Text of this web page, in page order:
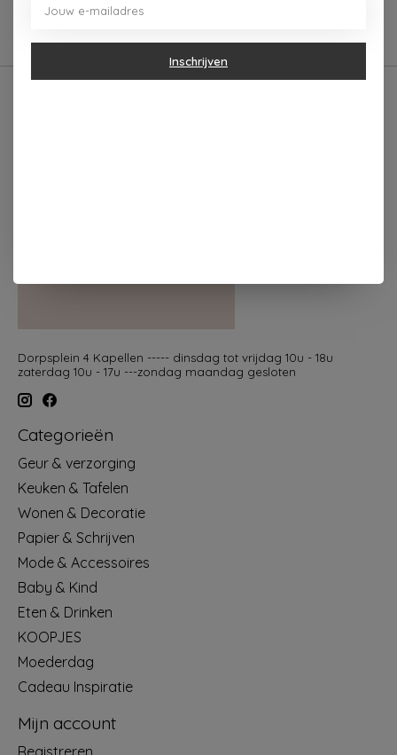
€39,00
Dorpsplein 4 Kapellen ----- dinsdag tot vrijdag 10u - 18u
zaterdag 10u - 17u ---zondag maandag gesloten
Categorieën
Geur & verzorging
Keuken & Tafelen
Wonen & Decoratie
Papier & Schrijven
Mode & Accessoires
Baby & Kind
Eten & Drinken
KOOPJES
Moederdag
Cadeau Inspiratie
Mijn account
Registreren
Inschrijven